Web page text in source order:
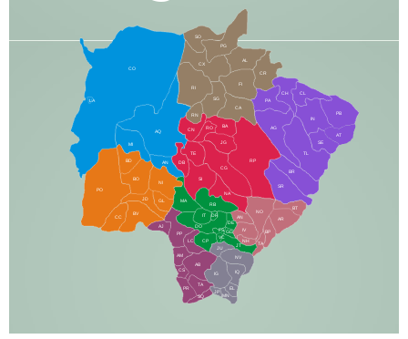
CO
AQ
MI
AN
CX
RI
AL
CR
FI
SG
BA
CA
PA
CH CL
PB
SE
TL
AG
BR
SR
BT
AR
RP
RO
JG
CG
SI
NA
TA
NH
JT
RB
MA
IT
DR
DO
CP
JU
NV
IQ
EL
BD
BO
NI
JD
PO
BV
CC
PP
AJ
LC
AM
AB
JP
DB
TE
CS
PR
TA
SQ
IG
MN
IN
NO
BP
RN
CN
GL
AN
IV
FS
VC
GD
DE
AT
PG
SO
LA